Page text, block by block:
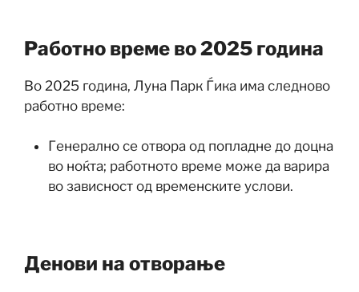
Работно време во 2025 година
Во 2025 година, Луна Парк Ѓика има следново
работно време:
Генерално се отвора од попладне до доцна
во ноќта; работното време може да варира
во зависност од временските услови.
Денови на отворање